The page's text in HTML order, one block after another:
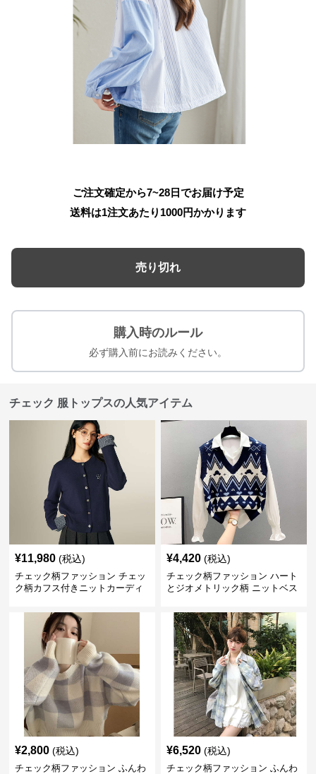
ご注文確定から7~28日でお届け予定
送料は1注文あたり 1000円かかります
売り切れ
購入時のルール
必ず購入前にお読みください。
チェック 服トップスの人気アイテム
¥11,980 (税込)
チェック柄ファッション チェッ
ク柄カフス付きニットカーディ
¥4,420 (税込)
チェック柄ファッション ハート
とジオメトリック柄 ニットベス
¥2,800 (税込)
チェック柄ファッション ふんわ
¥6,520 (税込)
チェック柄ファッション ふんわ